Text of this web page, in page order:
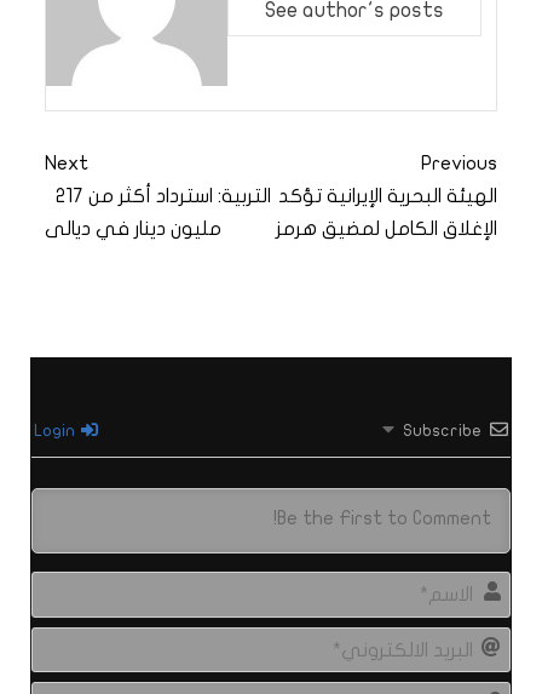
See author's posts
Previous
الهيئة البحرية الإيرانية تؤكد
الإغلاق الكامل لمضيق هرمز
Next
التربية: استرداد أكثر من 217
مليون دينار في ديالى
Subscribe